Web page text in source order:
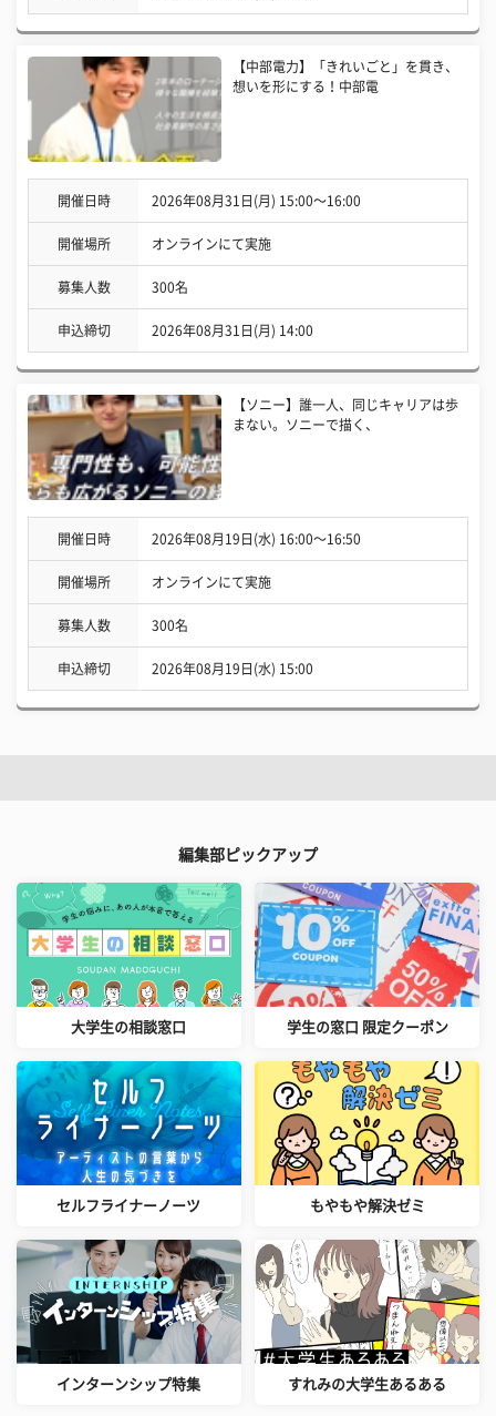
【中部電力】「きれいごと」を貫き、
想いを形にする！中部電
開催日時 2026年08月31日(月) 15:00〜16:00
開催場所 オンラインにて実施
募集人数 300名
申込締切 2026年08月31日(月) 14:00
【ソニー】誰一人、同じキャリアは歩
まない。ソニーで描く、
開催日時 2026年08月19日(水) 16:00〜16:50
開催場所 オンラインにて実施
募集人数 300名
申込締切 2026年08月19日(水) 15:00
編集部ピックアップ
大学生の相談窓口 学生の窓口 限定クーポン
セルフライナーノーツ もやもや解決ゼミ
インターンシップ特集 すれみの大学生あるある